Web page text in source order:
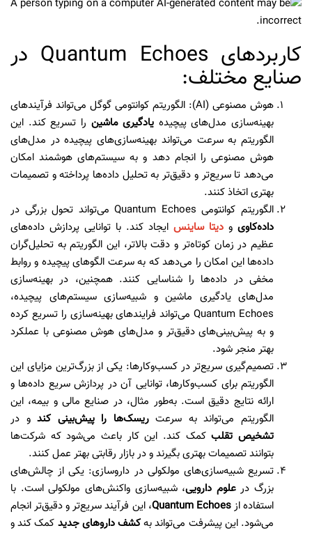
کاربردهای Quantum Echoes در
صنایع مختلف:
هوش مصنوعی (AI): الگوریتم کوانتومی گوگل می‌تواند فرآیندهای
بهینه‌سازی مدل‌های پیچیده یادگیری ماشین را تسریع کند. این
الگوریتم به سرعت می‌تواند بهینه‌سازی‌های پیچیده در مدل‌های
هوش مصنوعی را انجام دهد و به سیستم‌های هوشمند امکان
می‌دهد تا سریع‌تر و دقیق‌تر به تحلیل داده‌ها پرداخته و تصمیمات
بهتری اتخاذ کنند.
الگوریتم کوانتومی Quantum Echoes می‌تواند تحول بزرگی در
داده‌کاوی و دیتا ساینس ایجاد کند. با توانایی پردازش داده‌های
عظیم در زمان کوتاه‌تر و دقت بالاتر، این الگوریتم به تحلیل‌گران
داده‌ها این امکان را می‌دهد که به سرعت الگوهای پیچیده و روابط
مخفی در داده‌ها را شناسایی کنند. همچنین، در بهینه‌سازی
مدل‌های یادگیری ماشین و شبیه‌سازی سیستم‌های پیچیده،
Quantum Echoes می‌تواند فرایندهای بهینه‌سازی را تسریع کرده
و به پیش‌بینی‌های دقیق‌تر و مدل‌های هوش مصنوعی با عملکرد
بهتر منجر شود.
تصمیم‌گیری سریع‌تر در کسب‌وکارها: یکی از بزرگ‌ترین مزایای این
الگوریتم برای کسب‌وکارها، توانایی آن در پردازش سریع داده‌ها و
ارائه نتایج دقیق است. به‌طور مثال، در صنایع مالی و بیمه، این
الگوریتم می‌تواند به سرعتریسک‌ها را پیش‌بینی کندو در
تشخیص تقلبکمک کند. این کار باعث می‌شود که شرکت‌ها
بتوانند تصمیمات بهتری بگیرند و در بازار رقابتی بهتر عمل کنند.
تسریع شبیه‌سازی‌های مولکولی در داروسازی: یکی از چالش‌های
بزرگ درعلوم دارویی، شبیه‌سازی واکنش‌های مولکولی است. با
استفاده ازQuantum Echoes، این فرآیند سریع‌تر و دقیق‌تر انجام
می‌شود. این پیشرفت می‌تواند بهکشف داروهای جدید کمک کند و